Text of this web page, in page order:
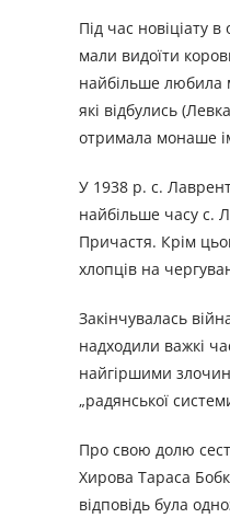
Під час новіціату
мали видоїти
найбільше любила
які відбулись
отримала монаше
У 1938 р. с.
найбільше часу с.
Причастя. Крім
хлопців на
Закінчувалась
надходили важкі
найгіршими
„радянської
Про свою долю
Хирова Тараса
відповідь була